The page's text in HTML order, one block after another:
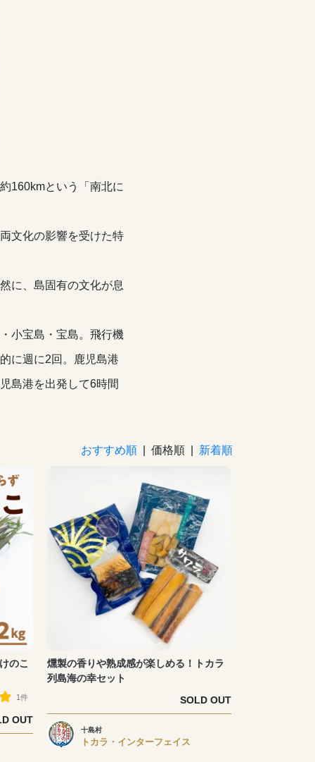
160kmという「南北に
文化の影響を受けた特
に、島固有の文化が息
小宝島・宝島。飛行機
に週に2回。鹿児島港
島港を出発して6時間
おすすめ順 | 価格順 | 新着順
のこ
1件
OUT
燻製の香りや熟成感が楽しめる！トカラ
列島海の幸セット
SOLD OUT
十島村
トカラ・インターフェイス